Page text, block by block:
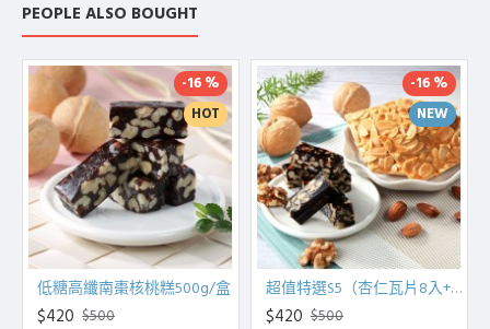
PEOPLE ALSO BOUGHT
HOT
-16 %
低糖高纖南棗核桃糕500g/盒
$420 $500
NEW
-16 %
超值特選S5（杏仁瓦片8入+南棗核桃糕200g）
$420 $500